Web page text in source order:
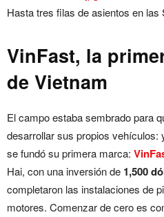
Hasta tres filas de asientos en las
VinFast, la
de Vietnam
El campo estaba sembrado para
desarrollar sus propios vehículos:
se fundó su primera marca:
Hai, con una inversión de 1,500
completaron las instalaciones de
motores. Comenzar de cero es